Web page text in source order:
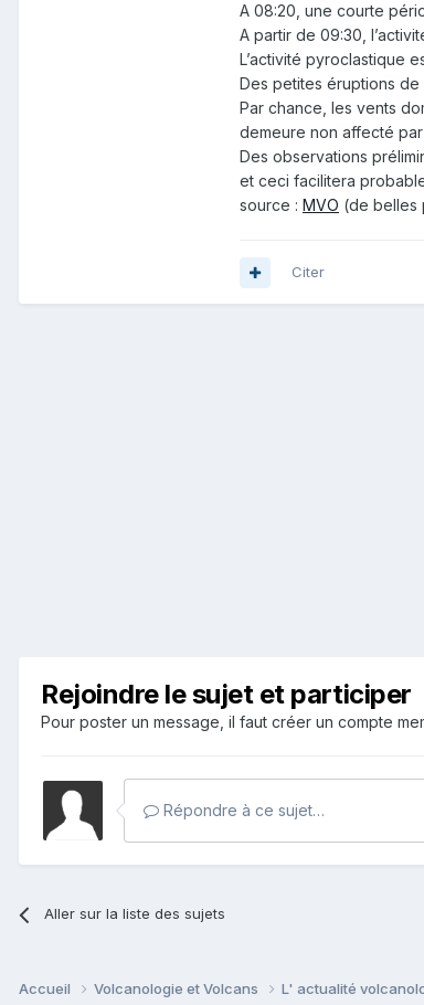
A 08:20, une courte
A partir de 09:30,
L’activité pyroclastique
Des petites éruptions
Par chance, les vents
demeure non affecté
Des observations
et ceci facilitera
source : MVO (de belles
Citer
Rejoindre le sujet et participer
Pour poster un message, il faut créer un compte
Répondre à ce sujet…
Aller sur la liste des sujets
Accueil Volcanologie et Volcans L' actualité